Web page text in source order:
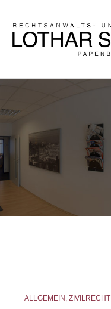
ALLGEMEIN , ZIVILRECHT